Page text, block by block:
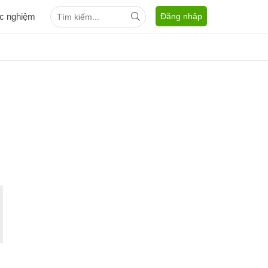
nghiệm Đăng nhập